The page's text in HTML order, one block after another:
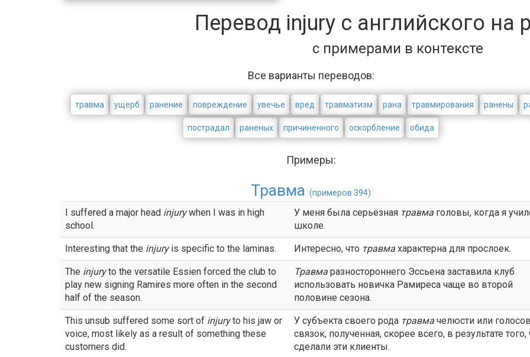
Перевод injury с английского на
с примерами в контексте
Все варианты переводов:
травма ущерб ранение повреждение увечье вред травматизм рана травмирования ранены
пострадал раненых причиненного оскорбление обида
Примеры:
Травма(примеров 394)
I suffered a major head injurywhen I was in high
school.
У меня была серьёзная травма головы, когда я
школе.
Interesting that the injuryis specific to the laminas. Интересно, что травма характерна для прослоек.
The injuryto the versatile Essien forced the club to
play new signing Ramires more often in the second
half of the season.
Травма разностороннего Эссьена заставила клуб
использовать новичка Рамиреса чаще во второй
половине сезона.
This unsub suffered some sort of injuryto his jaw or
voice, most likely as a result of something these
customers did.
У субъекта своего рода травма челюсти или
связок, полученная, скорее всего, в результате того,
сделали эти клиенты.